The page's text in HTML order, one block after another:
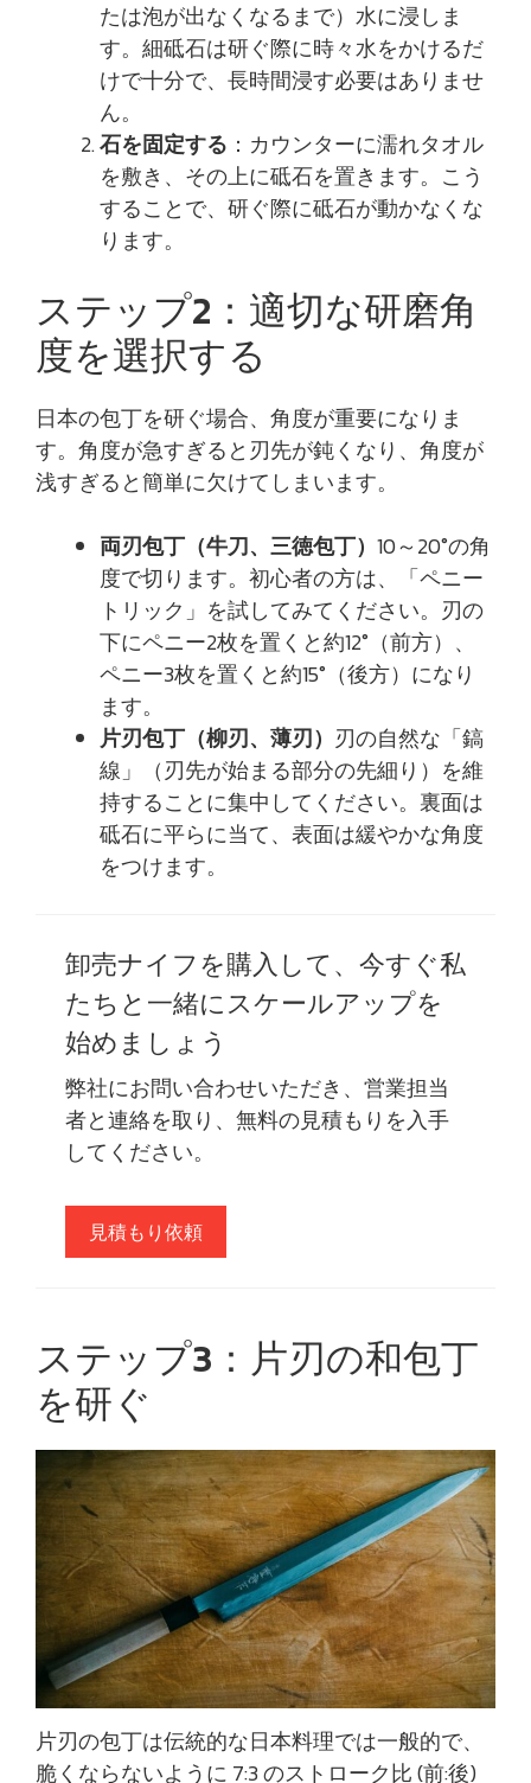
たは泡が出なくなるまで）水に浸しま
す。細砥石は研ぐ際に時々水をかけるだ
けで十分で、長時間浸す必要はありませ
ん。
石を固定する ：カウンターに濡れタオル
を敷き、その上に砥石を置きます。こう
することで、研ぐ際に砥石が動かなくな
ります。
ステップ2：適切な研磨角
度を選択する
日本の包丁を研ぐ場合、角度が重要になりま
す。角度が急すぎると刃先が鈍くなり、角度が
浅すぎると簡単に欠けてしまいます。
両刃包丁（牛刀、三徳包丁） 10～20°の角
度で切ります。初心者の方は、「ペニー
トリック」を試してみてください。刃の
下にペニー2枚を置くと約12°（前方）、
ペニー3枚を置くと約15°（後方）になり
ます。
片刃包丁（柳刃、薄刃） 刃の自然な「鎬
線」（刃先が始まる部分の先細り）を維
持することに集中してください。裏面は
砥石に平らに当て、表面は緩やかな角度
をつけます。
卸売ナイフを購入して、今すぐ私
たちと一緒にスケールアップを
始めましょう
弊社にお問い合わせいただき、営業担当
者と連絡を取り、無料の見積もりを入手
してください。
見積もり依頼
ステップ3：片刃の和包丁
を研ぐ
片刃の包丁は伝統的な日本料理では一般的で、
脆くならないように 7:3 のストローク比 (前:後)